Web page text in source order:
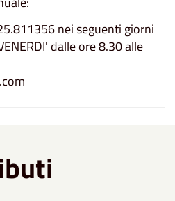
nei seguenti giorni
dalle ore 8.30 alle